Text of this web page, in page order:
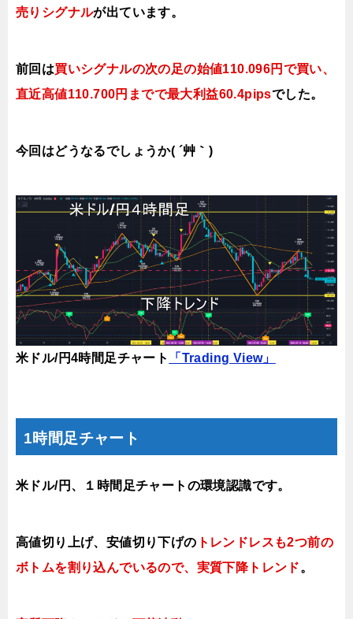
売りシグナルが出ています。
前回は買いシグナルの次の足の始値110.096円で買い、
直近高値110.700円までで最大利益60.4pipsでした。
今回はどうなるでしょうか( ´艸｀)
米ドル/円4時間足チャート 「Trading View」
1時間足チャート
米ドル/円、１時間足チャートの環境認識です。
高値切り上げ、安値切り下げの トレンドレスも2つ前の
ボトムを割り込んでいるので、実質下降トレンド。